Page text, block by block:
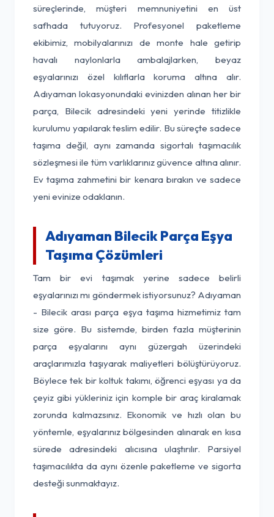
süreçlerinde, müşteri memnuniyetini en üst
safhada tutuyoruz. Profesyonel paketleme
ekibimiz, mobilyalarınızı de monte hale getirip
havalı naylonlarla ambalajlarken, beyaz
eşyalarınızı özel kılıflarla koruma altına alır.
Adıyaman lokasyonundaki evinizden alınan her bir
parça, Bilecik adresindeki yeni yerinde titizlikle
kurulumu yapılarak teslim edilir. Bu süreçte sadece
taşıma değil, aynı zamanda sigortalı taşımacılık
sözleşmesi ile tüm varlıklarınız güvence altına alınır.
Ev taşıma zahmetini bir kenara bırakın ve sadece
yeni evinize odaklanın.
Adıyaman Bilecik Parça Eşya
Taşıma Çözümleri
Tam bir evi taşımak yerine sadece belirli
eşyalarınızı mı göndermek istiyorsunuz? Adıyaman
- Bilecik arası parça eşya taşıma hizmetimiz tam
size göre. Bu sistemde, birden fazla müşterinin
parça eşyalarını aynı güzergah üzerindeki
araçlarımızla taşıyarak maliyetleri bölüştürüyoruz.
Böylece tek bir koltuk takımı, öğrenci eşyası ya da
çeyiz gibi yükleriniz için komple bir araç kiralamak
zorunda kalmazsınız. Ekonomik ve hızlı olan bu
yöntemle, eşyalarınız bölgesinden alınarak en kısa
sürede adresindeki alıcısına ulaştırılır. Parsiyel
taşımacılıkta da aynı özenle paketleme ve sigorta
desteği sunmaktayız.